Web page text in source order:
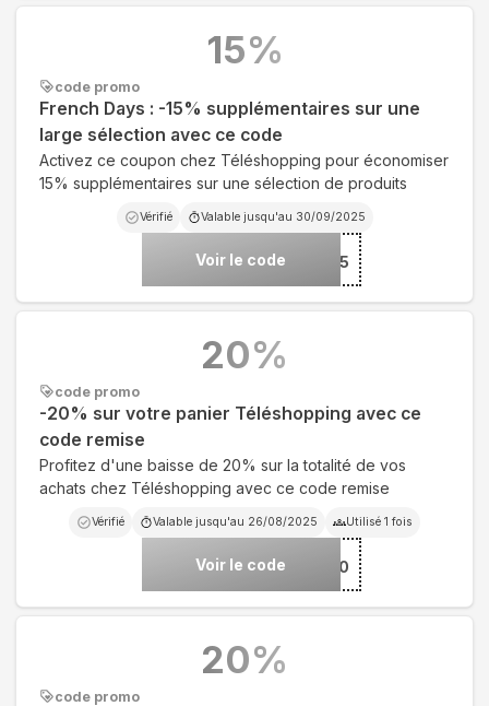
code promo
French Days : -15% supplémentaires sur une
large sélection avec ce code
Activez ce coupon chez Téléshopping pour économiser
15% supplémentaires sur une sélection de produits
Vérifié Valable jusqu'au 30/09/2025
Voir le code ***5
15%
code promo
-20% sur votre panier Téléshopping avec ce
code remise
Profitez d'une baisse de 20% sur la totalité de vos
achats chez Téléshopping avec ce code remise
Vérifié Valable jusqu'au 26/08/2025 Utilisé 1 fois
Voir le code***RE20
20%
code promo
20%